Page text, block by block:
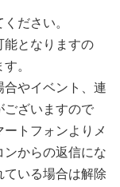
ださい。
能となりますの
。
合やイベント、連
ございますので
トフォンよりメ
ンからの返信にな
ている場合は解除